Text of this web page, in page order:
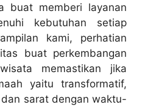
buat memberi layanan
kebutuhan setiap
kami, perhatian
buat perkembangan
memastikan jika
yaitu transformatif,
sarat dengan waktu-